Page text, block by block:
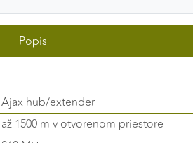
Popis
Ajax hub/extender
až 1500 m v otvorenom priestore
údaje. Vďaka
a